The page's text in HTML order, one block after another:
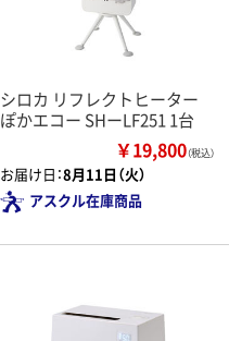
シロカ リフレクトヒーター
ぽかエコー SHーLF251 1台
￥19,800（税込）
お届け日：8月11日（火）
アスクル在庫商品